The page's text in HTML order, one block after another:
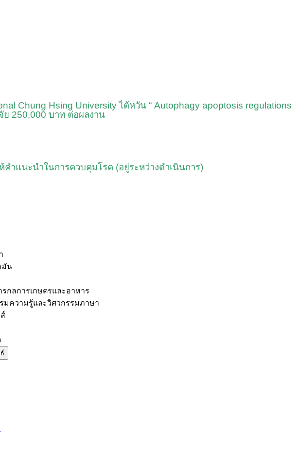
Chung Hsing University ไต้หวัน “ Autophagy apoptosis regulations
ย 250,000 บาท ต่อผลงาน
ำแนะนำในการควบคุมโรค (อยู่ระหว่างดำเนินการ)
มัน
กลการเกษตรและอาหาร
มความรู้และวิศวกรรมภาษา